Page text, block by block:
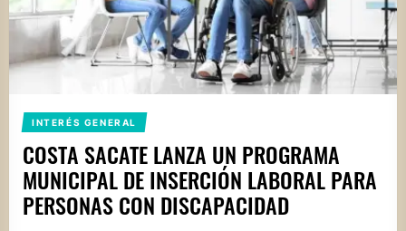
INTERÉS GENERAL
COSTA SACATE LANZA UN PROGRAMA
MUNICIPAL DE INSERCIÓN LABORAL PARA
PERSONAS CON DISCAPACIDAD